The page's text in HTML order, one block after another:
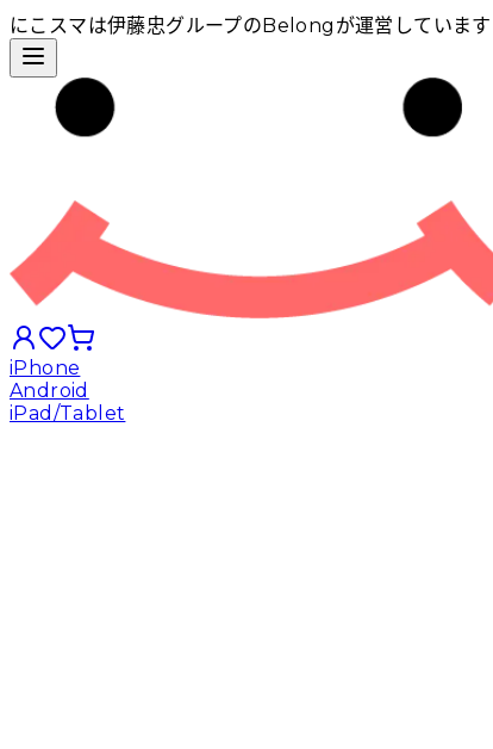
にこスマは伊藤忠グループのBelongが運営しています
iPhone
Android
iPad/Tablet